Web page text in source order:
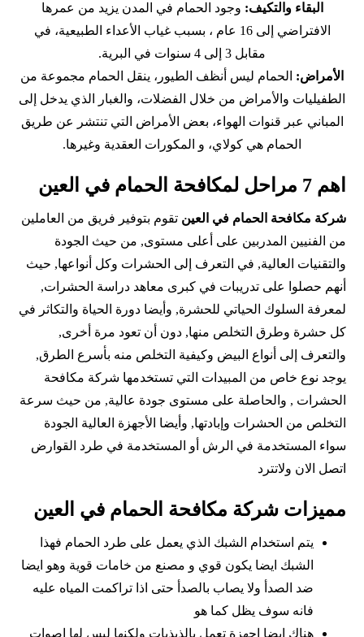
البقاء والتكيف: وجود الحمام في المدن يزيد من عمرها
الافتراضي إلى 16 عام ، بسبب غياب الأعداء الطبيعية، في
مقابل 3 إلى 4 سنوات في البرية.
الأمراض: الحمام ليس أنظف الطيور، ينقل الحمام مجموعة من
الطفيليات والأمراض من خلال الفضلات، والغبار الذي يدخل إلى
المباني عبر قنوات الهواء، بعض الأمراض التي تنتشر عن طريق
الحمام هي كولاي، و المكورات العقدية وغيرها.
اهم 7 مراحل لمكافحة الحمام في العين
شركة مكافحة الحمام في العينتقوم بتوفير فريق من العاملين
من الفنيين المدربين على أعلى مستوى, من حيث الجودة
والتقنيات العالية, في التعرف إلى الحشرات وكل أنواعها, حيث
أنهم حصلوا على تدريبات في كبرى معاهد دراسة الحشرات,
لمعرفة السلوك الحياتي للحشرة, وأيضا دورة الحياة والتكاثر في
كل حشرة وطرق التخلص منها, دون أن تعود مرة أخرى,
والتعرف إلى أنواع البيض وكيفية التخلص منه بأسرع الطرق,
يوجد نوع خاص من المبيدات التي تستخدمها شركة مكافحة
الحشرات , والحاصلة على مستوى جودة عالية, من حيث سرعة
التخلص من الحشرات وإبادتها, وأيضا الأجهزة العالية الجودة
سواء المستخدمة في الرش أو المستخدمة في طرد القوارض
اتصل الان ولاتترد
مميزات شركة مكافحة الحمام في العين
يتم استخدام الشبك الذي يعمل على طرد الحمام فهذا
الشبك ايضا يكون قوي و مصنع من خامات قوية وهو ايضا
ضد الصدأ ولا يصاب بالصدأ حتى اذا تراكمت المياه عليه
فانه سوف يظل كما هو
هناك ايضا اجهزة تعمل بالذبذبات ولكنها ليس لها اصوات